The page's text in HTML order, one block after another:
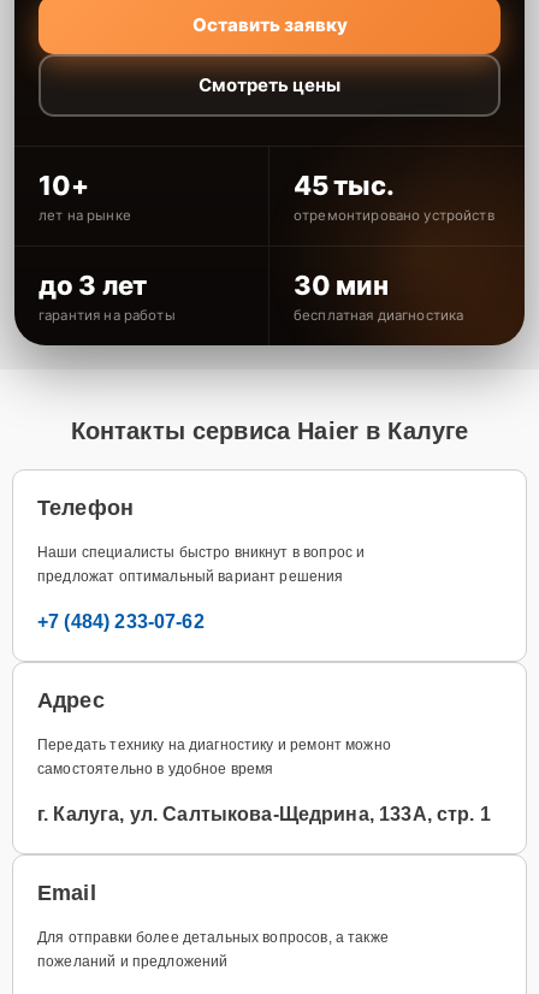
Оставить заявку
Смотреть цены
10+
лет на рынке
45 тыс.
отремонтировано устройств
до 3 лет
гарантия на работы
30 мин
бесплатная диагностика
Контакты сервиса Haier в Калуге
Телефон
Наши специалисты быстро вникнут в вопрос и
предложат оптимальный вариант решения
+7 (484) 233-07-62
Адрес
Передать технику на диагностику и ремонт можно
самостоятельно в удобное время
г. Калуга, ул. Салтыкова-Щедрина, 133А, стр. 1
Email
Для отправки более детальных вопросов, а также
пожеланий и предложений